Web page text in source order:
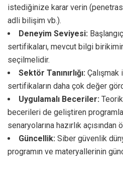
istediğinize karar verin
adli bilişim vb.).
Deneyim Seviyesi:
sertifikaları, mevcut bilgi
seçilmelidir.
Sektör Tanınırlığı:
sertifikaların daha çok değer
Uygulamalı Beceriler:
becerileri de geliştiren
senaryolarına hazırlık açısından
Güncellik: Siber güvenlik
programın ve materyallerinin